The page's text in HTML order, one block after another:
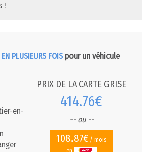
!
PLUSIEURS FOIS pour un véhicule
en-
PRIX DE LA CARTE GRISE
414.76€
-- ou --
108.87€ / mois